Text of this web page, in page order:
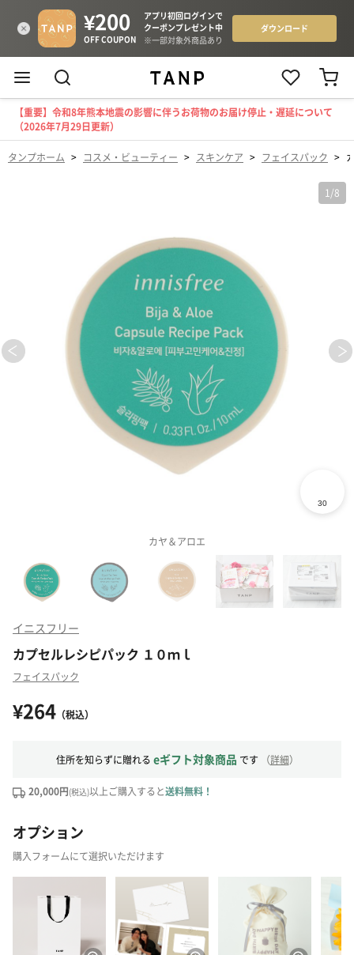
【重要】令和8年熊本地震の影響に伴うお荷物のお届け停止・遅延について
（2026年7月29日更新）
タンプホーム > コスメ・ビューティー > スキンケア > フェイスパック >
1 /8
カヤ＆アロエ
イニスフリー
カプセルレシピパック １０ｍｌ
フェイスパック
¥264 （税込）
住所を知らずに贈れる eギフト対象商品 です （詳細）
20,000円(税込)以上ご購入すると送料無料！
オプション
購入フォームにて選択いただけます